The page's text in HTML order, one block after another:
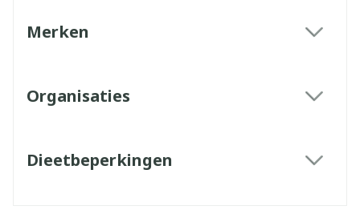
Merken
Organisaties
Dieetbeperkingen